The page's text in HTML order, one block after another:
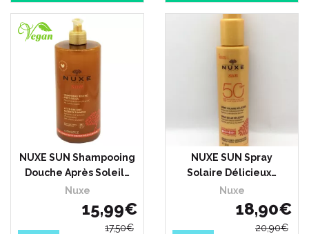
NUXE SUN Shampooing
Douche Après Soleil…
Nuxe
15,99€
17,50€
NUXE SUN Spray
Solaire Délicieux…
Nuxe
18,90€
20,90€